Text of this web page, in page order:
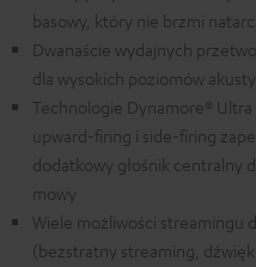
basowy, który nie brzmi
Dwanaście wydajnych
dla wysokich poziomów
Technologie Dynamore® Ultra
upward-firing i side-firing
dodatkowy głośnik centralny
mowy
Wiele możliwości streamingu
(bezstratny streaming,